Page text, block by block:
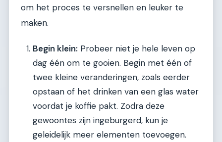
om het proces te versnellen en leuker te
maken.
Begin klein: Probeer niet je hele leven op
dag één om te gooien. Begin met één of
twee kleine veranderingen, zoals eerder
opstaan of het drinken van een glas water
voordat je koffie pakt. Zodra deze
gewoontes zijn ingeburgerd, kun je
geleidelijk meer elementen toevoegen.